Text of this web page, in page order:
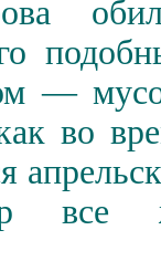
—
во
все